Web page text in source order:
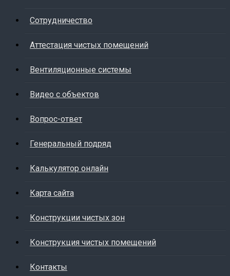
Cотрудничество
Аттестация чистых помещений
Вентиляционные системы
Видео с объектов
Вопрос-ответ
Генеральный подряд
Калькулятор онлайн
Карта сайта
Конструкции чистых зон
Конструкция чистых помещений
Контакты